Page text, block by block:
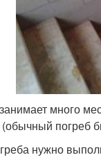
много
(обычный
нужно